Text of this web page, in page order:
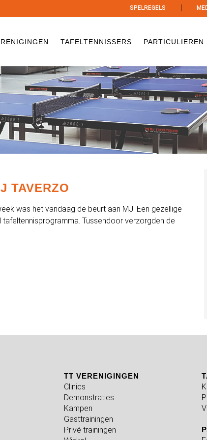
SPELREGELS |
TAFELTENNISSERS PARTICULIEREN
TAVERZO
was het vandaag de beurt aan MJ. Een gezellige
Tussendoor verzorgden de
TT VERENIGINGEN
Clinics
Demonstraties
Kampen
Gasttrainingen
Privé trainingen